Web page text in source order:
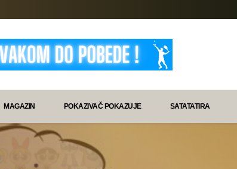
MAGAZIN POKAZIVAČ POKAZUJE SATATATIRA